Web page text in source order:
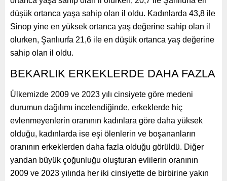
düşük ortanca yaşa sahip olan il oldu. Kadınlarda 43,8 ile
Sinop yine en yüksek ortanca yaş değerine sahip olan il
olurken, Şanlıurfa 21,6 ile en düşük ortanca yaş değerine
sahip olan il oldu.
BEKARLIK ERKEKLERDE DAHA FAZLA
Ülkemizde 2009 ve 2023 yılı cinsiyete göre medeni
durumun dağılımı incelendiğinde, erkeklerde hiç
evlenmeyenlerin oranının kadınlara göre daha yüksek
olduğu, kadınlarda ise eşi ölenlerin ve boşananların
oranının erkeklerden daha fazla olduğu görüldü. Diğer
yandan büyük çoğunluğu oluşturan evlilerin oranının
2009 ve 2023 yılında her iki cinsiyette de birbirine yakın